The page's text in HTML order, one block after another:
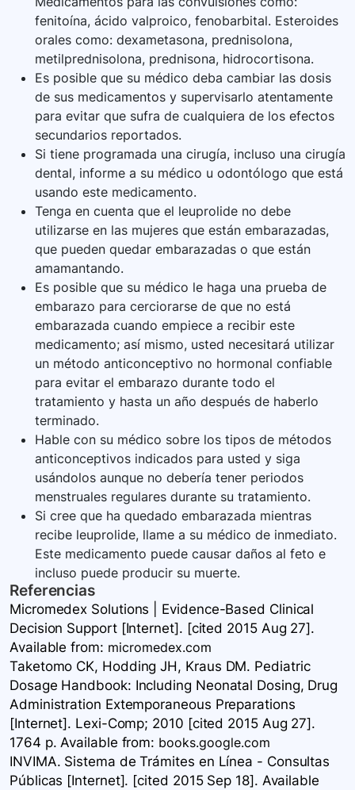
fenitoína, ácido valproico, fenobarbital. Esteroides
orales como: dexametasona, prednisolona,
metilprednisolona, prednisona, hidrocortisona.
Es posible que su médico deba cambiar las dosis
de sus medicamentos y supervisarlo atentamente
para evitar que sufra de cualquiera de los efectos
secundarios reportados.
Si tiene programada una cirugía, incluso una cirugía
dental, informe a su médico u odontólogo que está
usando este medicamento.
Tenga en cuenta que el leuprolide no debe
utilizarse en las mujeres que están embarazadas,
que pueden quedar embarazadas o que están
amamantando.
Es posible que su médico le haga una prueba de
embarazo para cerciorarse de que no está
embarazada cuando empiece a recibir este
medicamento; así mismo, usted necesitará utilizar
un método anticonceptivo no hormonal confiable
para evitar el embarazo durante todo el
tratamiento y hasta un año después de haberlo
terminado.
Hable con su médico sobre los tipos de métodos
anticonceptivos indicados para usted y siga
usándolos aunque no debería tener periodos
menstruales regulares durante su tratamiento.
Si cree que ha quedado embarazada mientras
recibe leuprolide, llame a su médico de inmediato.
Este medicamento puede causar daños al feto e
incluso puede producir su muerte.
Referencias
Micromedex Solutions | Evidence-Based Clinical
Decision Support [Internet]. [cited 2015 Aug 27].
Available from: micromedex.com
Taketomo CK, Hodding JH, Kraus DM. Pediatric
Dosage Handbook: Including Neonatal Dosing, Drug
Administration Extemporaneous Preparations
[Internet]. Lexi-Comp; 2010 [cited 2015 Aug 27].
1764 p. Available from: books.google.com
INVIMA. Sistema de Trámites en Línea - Consultas
Públicas [Internet]. [cited 2015 Sep 18]. Available